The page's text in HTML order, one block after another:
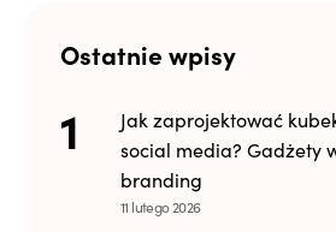
Ostatnie wpisy
Jak zaprojektować
social media? Gadżety
branding
11 lutego 2026